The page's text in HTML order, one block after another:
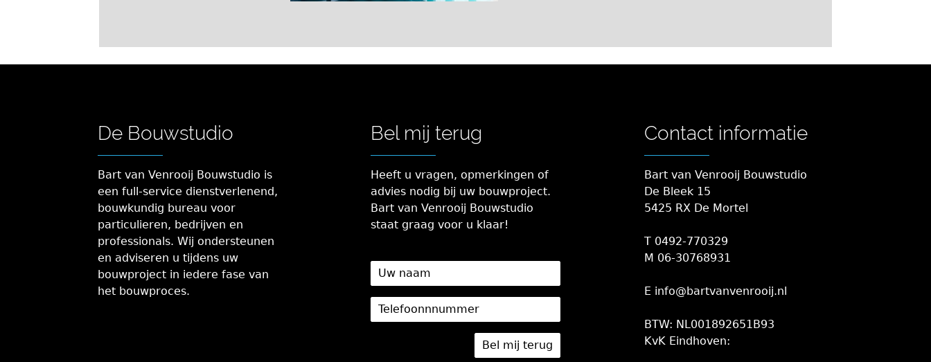
De Bouwstudio
Bart van Venrooij Bouwstudio is
een full-service dienstverlenend,
bouwkundig bureau voor
particulieren, bedrijven en
professionals. Wij ondersteunen
en adviseren u tijdens uw
bouwproject in iedere fase van
het bouwproces.
Bel mij terug
Heeft u vragen, opmerkingen of
advies nodig bij uw bouwproject.
Bart van Venrooij Bouwstudio
staat graag voor u klaar!
Contact informatie
Bart van Venrooij Bouwstudio
De Bleek 15
5425 RX De Mortel
T 0492-770329
M 06-30768931
E info@bartvanvenrooij.nl
BTW: NL001892651B93
KvK Eindhoven: